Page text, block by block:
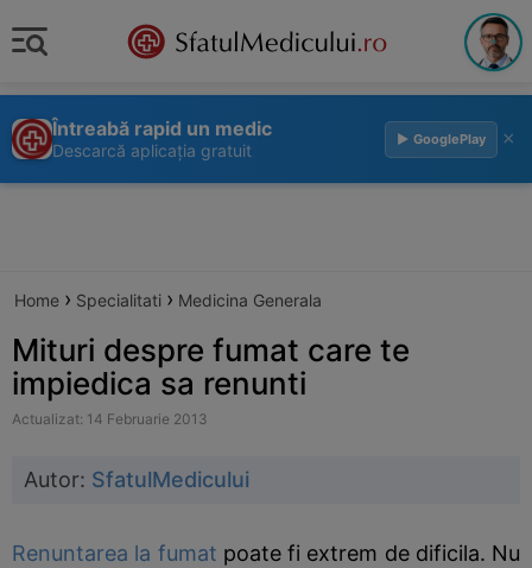
Întreabă rapid un medic
Descarcă aplicația gratuit
▶ GooglePlay ×
Home › Specialitati › Medicina Generala
Mituri despre fumat care te
impiedica sa renunti
Actualizat: 14 Februarie 2013
Autor: SfatulMedicului
Renuntarea la fumat poate fi extrem de dificila. Nu